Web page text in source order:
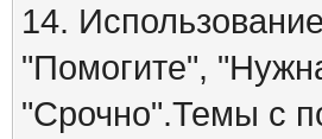
14.
"Помогите",
"Срочно".Темы с